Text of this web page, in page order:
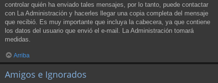
controlar quién ha enviado tales mensajes, por lo tanto, puede contactar
con La Administración y hacerles llegar una copia completa del mensaje
que recibió. Es muy importante que incluya la cabecera, ya que contiene
los datos del usuario que envió el e-mail. La Administración tomará
medidas.
Arriba
Amigos e Ignorados